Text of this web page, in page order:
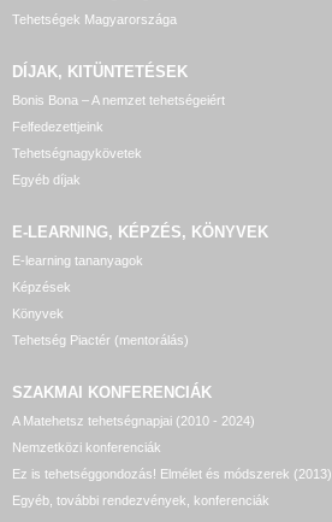
Tehetségek Magyarországa
DÍJAK, KITÜNTETÉSEK
Bonis Bona – A nemzet tehetségeiért
Felfedezettjeink
Tehetségnagykövetek
Egyéb díjak
E-LEARNING, KÉPZÉS, KÖNYVEK
E-learning tananyagok
Képzések
Könyvek
Tehetség Piactér (mentorálás)
SZAKMAI KONFERENCIÁK
A Matehetsz tehetségnapjai (2010 - 2024)
Nemzetközi konferenciák
Ez is tehetséggondozás! Elmélet és módszerek (2013)
Egyéb, további rendezvények, konferenciák